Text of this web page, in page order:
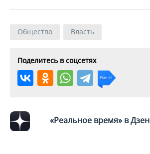
Общество Власть
Поделитесь в соцсетях
«Реальное время» в Дзен